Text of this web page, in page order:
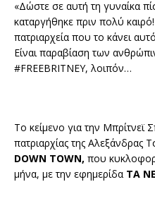
«Δώστε σε αυτή τη γυναίκα
καταργήθηκε πριν πολύ
πατριαρχεία που το κάνει
Είναι παραβίαση των
#FREEBRITNEY, λοιπόν…
To κείμενο για την Μπρίτνεϊ
πατριαρχίας της Αλεξάνδρας
DOWN TOWN, που
μήνα, με την εφημερίδα ΤΑ